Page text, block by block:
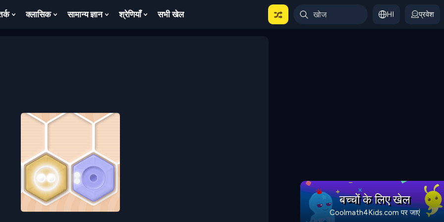
Show
क्लासिक
Show
सामान्य ज्ञान
Show
श्रेणियाँ
Show
सभी खेल HI प्रवेश
बच्चों के लिए खेल
Coolmath4Kids.com पर जाएं